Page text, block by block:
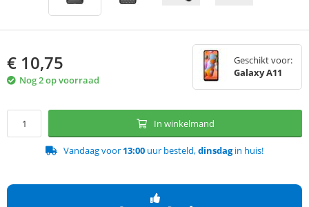
€ 10,75
Nog 2 op voorraad
Geschikt voor:
Galaxy A11
In winkelmand
Vandaag voor 13:00 uur besteld,dinsdagin huis!